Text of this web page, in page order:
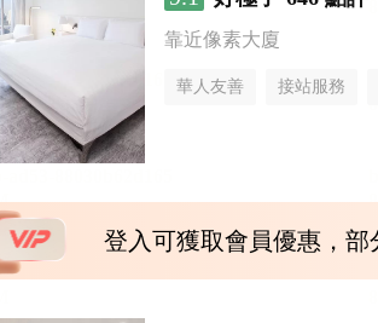
靠近像素大廈
華人友善 接站服務
登入可獲取會員優惠，